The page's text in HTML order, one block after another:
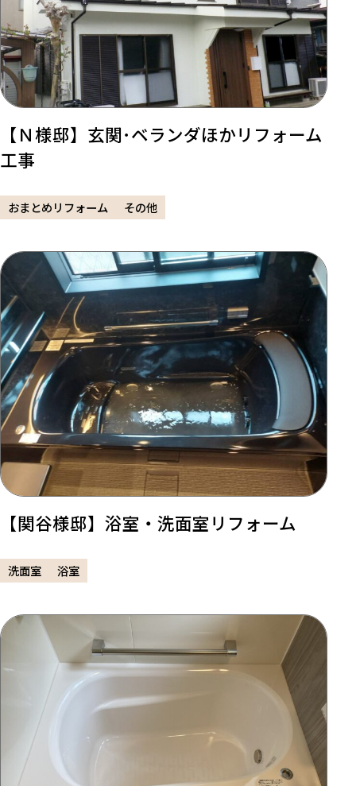
【Ｎ様邸】玄関･ベランダほかリフォーム
工事
おまとめリフォーム その他
【関谷様邸】浴室・洗面室リフォーム
洗面室 浴室